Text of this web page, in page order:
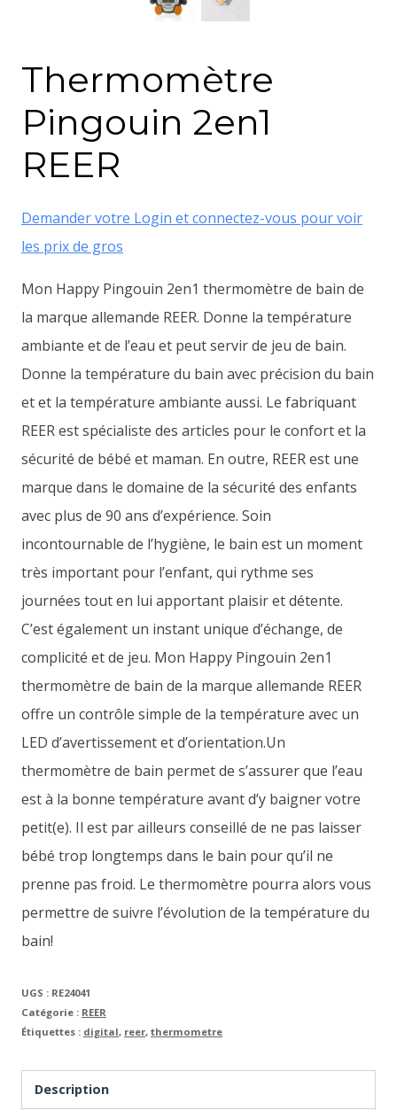
Thermomètre
Pingouin 2en1
REER
Demander votre Login et connectez-vous pour voir
les prix de gros
Mon Happy Pingouin 2en1 thermomètre de bain de
la marque allemande REER. Donne la température
ambiante et de l’eau et peut servir de jeu de bain.
Donne la température du bain avec précision du bain
et et la température ambiante aussi. Le fabriquant
REER est spécialiste des articles pour le confort et la
sécurité de bébé et maman. En outre, REER est une
marque dans le domaine de la sécurité des enfants
avec plus de 90 ans d’expérience. Soin
incontournable de l’hygiène, le bain est un moment
très important pour l’enfant, qui rythme ses
journées tout en lui apportant plaisir et détente.
C’est également un instant unique d’échange, de
complicité et de jeu. Mon Happy Pingouin 2en1
thermomètre de bain de la marque allemande REER
offre un contrôle simple de la température avec un
LED d’avertissement et d’orientation.Un
thermomètre de bain permet de s’assurer que l’eau
est à la bonne température avant d’y baigner votre
petit(e). Il est par ailleurs conseillé de ne pas laisser
bébé trop longtemps dans le bain pour qu’il ne
prenne pas froid. Le thermomètre pourra alors vous
permettre de suivre l’évolution de la température du
bain!
UGS : RE24041
Catégorie : REER
Étiquettes : digital, reer, thermometre
Description